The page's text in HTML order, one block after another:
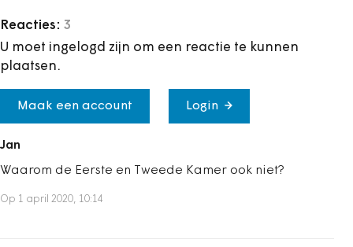
Reacties: 3
U moet ingelogd zijn om een reactie te kunnen
plaatsen.
Maak een account Login
Jan
Waarom de Eerste en Tweede Kamer ook niet?
Op 1 april 2020, 10:14